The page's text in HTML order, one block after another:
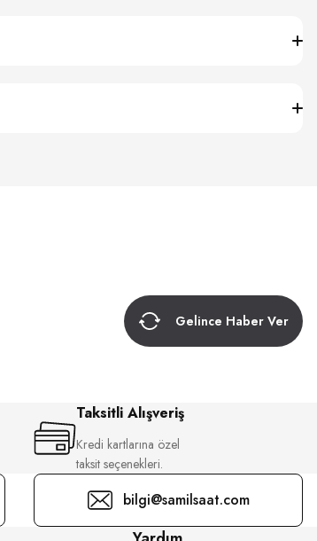
Gelince Haber Ver
Taksitli Alışveriş
Kredi kartlarına özel
taksit seçenekleri.
bilgi@samilsaat.com